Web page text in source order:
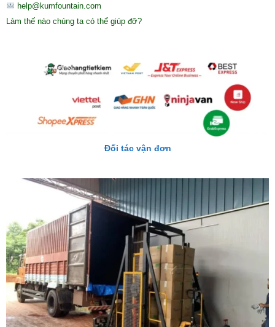
help@kumfountain.com
Làm thế nào chúng ta có thể giúp đỡ?
Đối tác vận đơn